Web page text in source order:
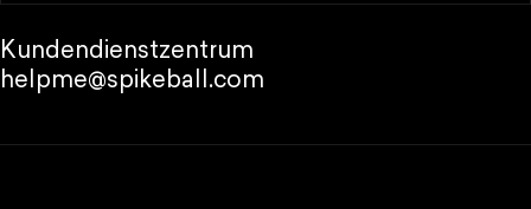
Kundendienstzentrum
helpme@spikeball.com